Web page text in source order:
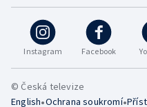
Instagram Facebook
© Česká televize
English•Ochrana soukromí•